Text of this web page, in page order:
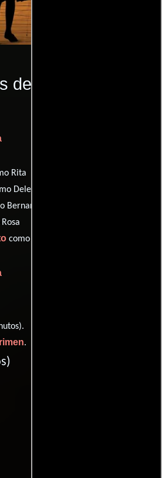
de la puerta
Rita
Delegado
Bernardo
como Sylvia
.